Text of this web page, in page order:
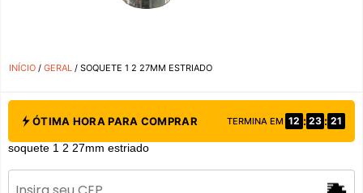
INÍCIO / GERAL / SOQUETE 1 2 27MM ESTRIADO
ÓTIMA HORA PARA COMPRAR TERMINA EM 12 : 23 : 21
soquete 1 2 27mm estriado